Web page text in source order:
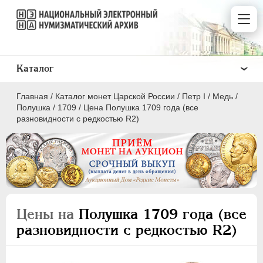
Главная / Каталог монет Царской России / Пeтр I / Медь /
Полушка / 1709 / Цена Полушка 1709 года (все
разновидности с редкостью R2)
Цены на Полушка 1709 года (все
разновидности с редкостью R2)
Каталог
ПEТР I 1699 - 1725
Серебро
Медь